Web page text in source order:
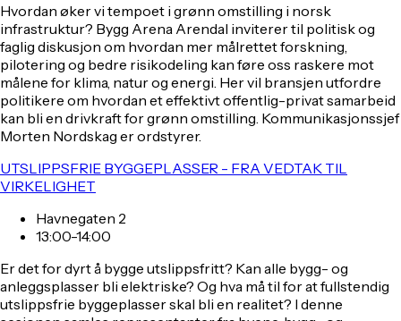
Hvordan øker vi tempoet i grønn omstilling i norsk
infrastruktur? Bygg Arena Arendal inviterer til politisk og
faglig diskusjon om hvordan mer målrettet forskning,
pilotering og bedre risikodeling kan føre oss raskere mot
målene for klima, natur og energi. Her vil bransjen utfordre
politikere om hvordan et effektivt offentlig-privat samarbeid
kan bli en drivkraft for grønn omstilling. Kommunikasjonssjef
Morten Nordskag er ordstyrer.
UTSLIPPSFRIE BYGGEPLASSER - FRA VEDTAK TIL
VIRKELIGHET
Havnegaten 2
13:00-14:00
Er det for dyrt å bygge utslippsfritt? Kan alle bygg- og
anleggsplasser bli elektriske? Og hva må til for at fullstendig
utslippsfrie byggeplasser skal bli en realitet? I denne